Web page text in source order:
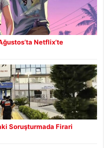
Netflix’te
Soruşturmada Firari